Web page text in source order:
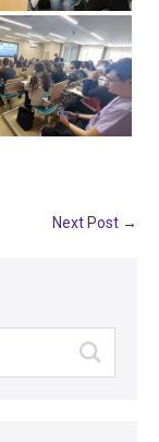
Next Post →